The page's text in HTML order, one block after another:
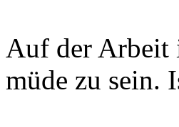
Auf der Arbeit
müde zu sein.